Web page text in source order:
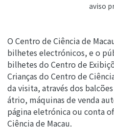
aviso
O Centro de Ciência de
bilhetes electrónicos, e o
bilhetes do Centro de
Crianças do Centro de
da visita, através dos
átrio, máquinas de venda
página eletrónica ou conta
Ciência de Macau.